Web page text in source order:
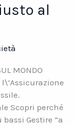
al
MONDO
l\’Assicurazione
Scopri perché
Gestire “a